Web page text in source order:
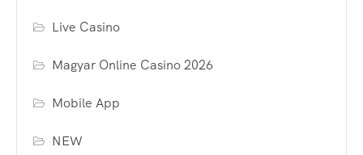
Live Casino
Magyar Online Casino 2026
Mobile App
NEW